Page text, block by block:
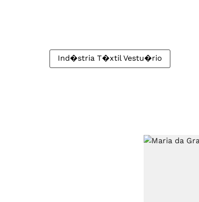
Ind�stria T�xtil Vestu�rio